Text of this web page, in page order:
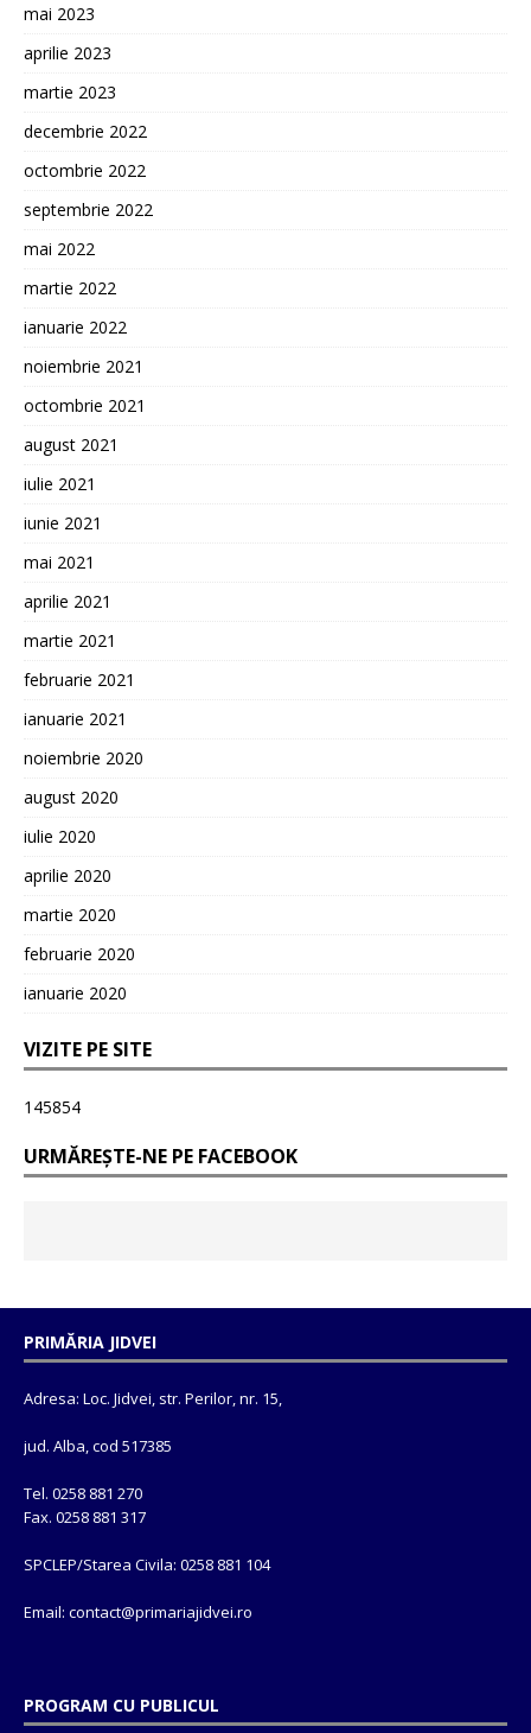
mai 2023
aprilie 2023
martie 2023
decembrie 2022
octombrie 2022
septembrie 2022
mai 2022
martie 2022
ianuarie 2022
noiembrie 2021
octombrie 2021
august 2021
iulie 2021
iunie 2021
mai 2021
aprilie 2021
martie 2021
februarie 2021
ianuarie 2021
noiembrie 2020
august 2020
iulie 2020
aprilie 2020
martie 2020
februarie 2020
ianuarie 2020
VIZITE PE SITE
145854
URMĂREȘTE-NE PE FACEBOOK
PRIMĂRIA JIDVEI
Adresa: Loc. Jidvei, str. Perilor, nr. 15,
jud. Alba, cod 517385
Tel. 0258 881 270
Fax. 0258 881 317
SPCLEP/Starea Civila: 0258 881 104
Email: contact@primariajidvei.ro
PROGRAM CU PUBLICUL